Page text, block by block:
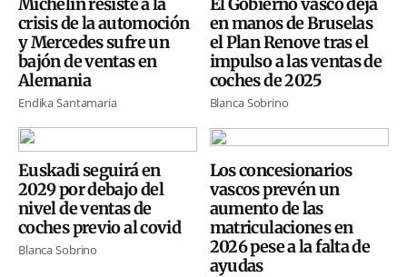
crisis de la automoción
y Mercedes sufre un
bajón de ventas en
Alemania
Endika Santamaria
en manos de Bruselas
el Plan Renove tras el
impulso a las ventas de
coches de 2025
Blanca Sobrino
Euskadi seguirá en
2029 por debajo del
nivel de ventas de
coches previo al covid
Blanca Sobrino
Los concesionarios
vascos prevén un
aumento de las
matriculaciones en
2026 pese a la falta de
ayudas